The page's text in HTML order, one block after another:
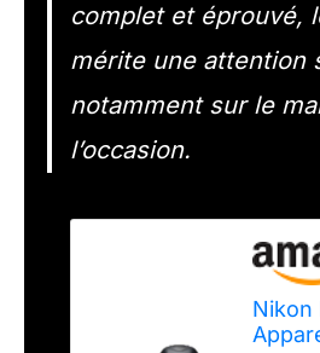
complet et éprouvé,
mérite une attention
notamment sur le
l’occasion.
Nikon